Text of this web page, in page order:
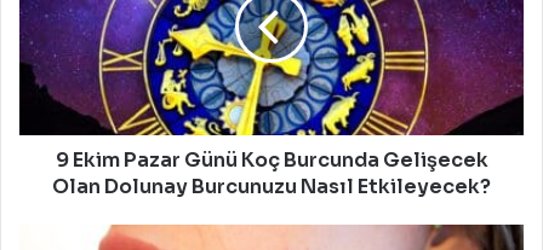
Günü
Koç
Burcunda
Gelişecek
Olan
Dolunay
Burcunuzu
Nasıl
9 Ekim Pazar Günü Koç Burcunda Gelişecek
Olan Dolunay Burcunuzu Nasıl Etkileyecek?
Vücudunuzda